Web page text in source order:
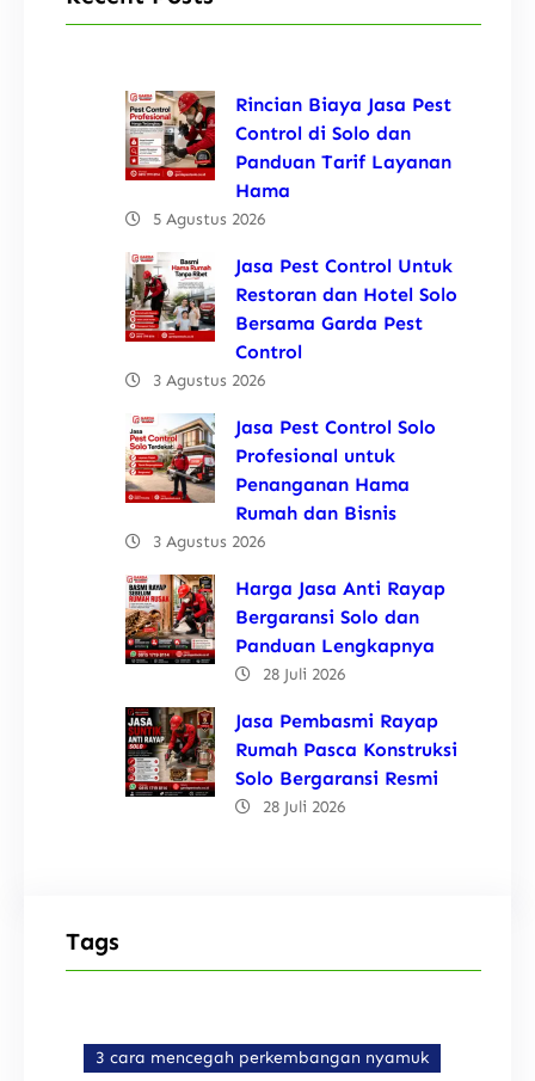
Rincian Biaya Jasa Pest
Control di Solo dan
Panduan Tarif Layanan
Hama
5 Agustus 2026
Jasa Pest Control Untuk
Restoran dan Hotel Solo
Bersama Garda Pest
Control
3 Agustus 2026
Jasa Pest Control Solo
Profesional untuk
Penanganan Hama
Rumah dan Bisnis
3 Agustus 2026
Harga Jasa Anti Rayap
Bergaransi Solo dan
Panduan Lengkapnya
28 Juli 2026
Jasa Pembasmi Rayap
Rumah Pasca Konstruksi
Solo Bergaransi Resmi
28 Juli 2026
Tags
3 cara mencegah perkembangan nyamuk